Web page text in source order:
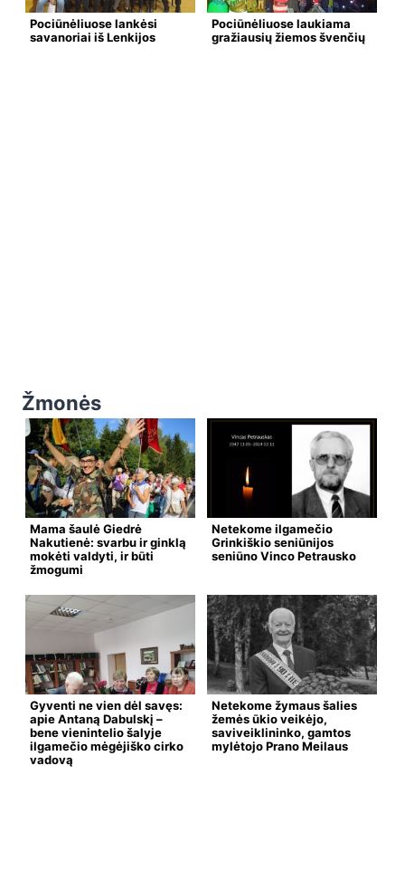
Pociūnėliuose lankėsi
savanoriai iš Lenkijos
Pociūnėliuose laukiama
gražiausių žiemos švenčių
Žmonės
Mama šaulė Giedrė
Nakutienė: svarbu ir ginklą
mokėti valdyti, ir būti
žmogumi
Netekome ilgamečio
Grinkiškio seniūnijos
seniūno Vinco Petrausko
Gyventi ne vien dėl savęs:
apie Antaną Dabulskį –
bene vienintelio šalyje
ilgamečio mėgėjiško cirko
vadovą
Netekome žymaus šalies
žemės ūkio veikėjo,
saviveiklininko, gamtos
mylėtojo Prano Meilaus